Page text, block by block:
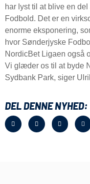
har lyst til at blive en
Fodbold. Det er en
enorme eksponering,
hvor Sønderjyske
NordicBet Ligaen også
Vi glæder os til at byde
Sydbank Park, siger
DEL DENNE NYHED: